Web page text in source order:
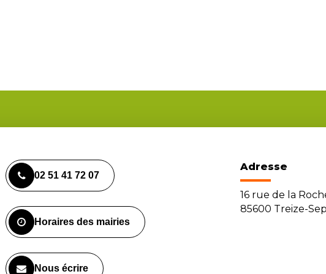
02 51 41 72 07
Horaires des mairies
Nous écrire
Adresse
16 rue de la
85600 Treize-